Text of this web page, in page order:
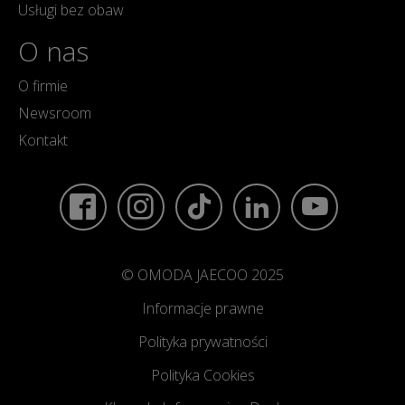
Usługi bez obaw
O nas
O firmie
Newsroom
Kontakt
© OMODA JAECOO 2025
Informacje prawne
Polityka prywatności
Polityka Cookies